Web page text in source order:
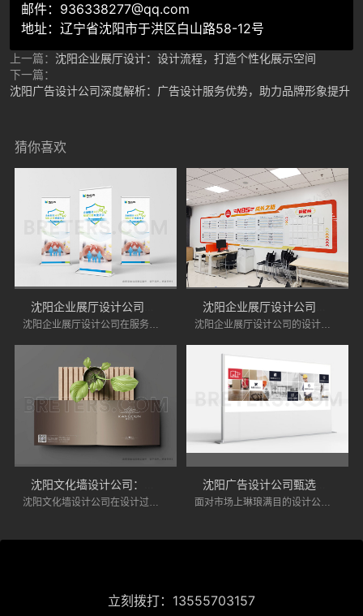
邮件：936338277@qq.com
地址：辽宁省沈阳市于洪区白山路58-12号
上一篇： 沈阳企业展厅设计：设计流程，打造个性化展示空间
下一篇：
沈阳广告设计公司深度解析：广告设计服务优势，助力品牌形象提升
猜你喜欢
沈阳企业展厅设计公司在服务上具有诸多优势，能够为企业提供专业化的设计服务。如果您正在寻找专业的展厅设计公司，不妨将沈阳的企业展厅设计公司纳入考虑范围。 沈阳企业展厅设计公司的设计优点在于其创新性、功能性、灵活性、环保意识和良好的售后服务。企业在选择展厅设计时，可以考虑这些因素，以确保展厅能够有效展示品牌形象，吸引目标客户。
沈阳文化墙设计公司在设计过程中注重细节，力求为用户提供优质的服务。通过文化墙设计，不仅能够提升空间美感、传承历史文化，还能强化品牌形象、优化空间功能、促进文化交流，同时降低装修成本。 面对市场上琳琅满目的设计公司，如何慧眼识珠，避免“踩坑”，今天，我们就来聊聊甄选沈阳广告设计公司时，一个常被忽视却至关重要的考量因素——跨行业案例的丰富度，并探讨为何“翼风传力”可以作为你避坑的参考。
立刻拨打：13555703157